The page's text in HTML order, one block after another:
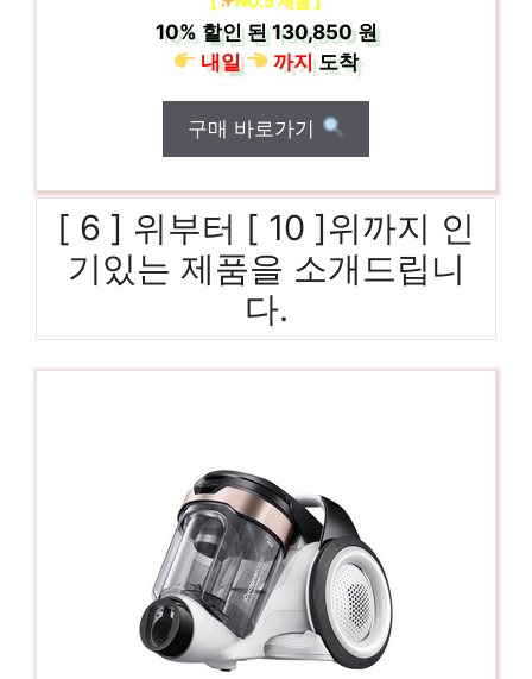
10%할인 된130,850 원
내일
까지도착
구매 바로가기
[ 6 ] 위부터 [ 10 ]위까지 인
기있는 제품을 소개드립니
다.